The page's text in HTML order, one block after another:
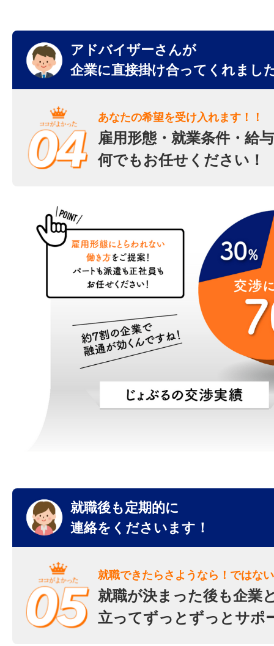
アドバイザーさんが
企業に直接掛け合ってくれまし
あなたの希望を受け入れます！！
雇用形態・就業条件・給
何でもお任せください！
就職後も定期的に
連絡をくださいます！
就職できたらさようなら！ではな
就職が決まった後も企業
立ってずっとずっとサポ